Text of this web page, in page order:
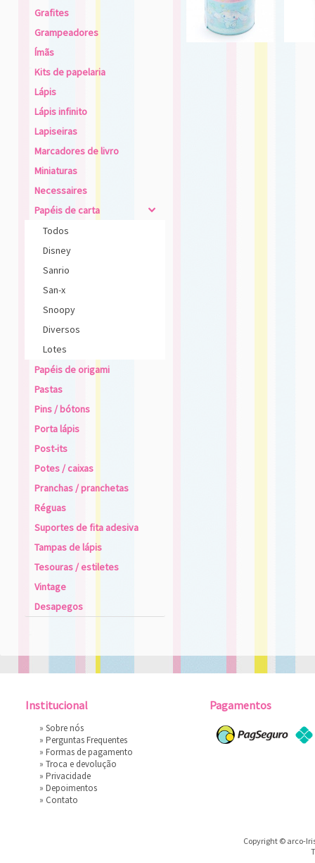
Grafites
Grampeadores
Ímãs
Kits de papelaria
Lápis
Lápis infinito
Lapiseiras
Marcadores de livro
Miniaturas
Necessaires
Papéis de carta
4
Todos
Disney
Sanrio
San-x
Snoopy
Diversos
Lotes
Papéis de origami
Pastas
Pins / bótons
Porta lápis
Post-its
Potes / caixas
Pranchas / pranchetas
Réguas
Suportes de fita adesiva
Tampas de lápis
Tesouras / estiletes
Vintage
Desapegos
Institucional
» Sobre nós
» Perguntas Frequentes
» Formas de pagamento
» Troca e devolução
» Privacidade
» Depoimentos
» Contato
Pagamentos
Copyright © arco-